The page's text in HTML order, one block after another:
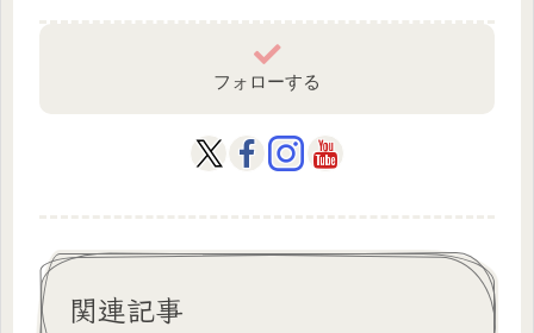
フォローする
関連記事